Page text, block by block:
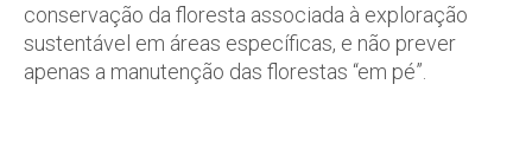
conservação da floresta associada à exploração
sustentável em áreas específicas, e não prever
apenas a manutenção das florestas “em pé”.